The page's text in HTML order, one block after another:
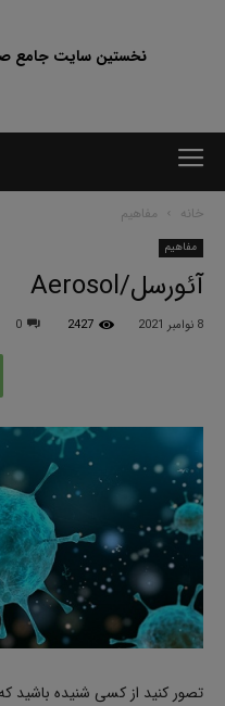
نخستین سایت جامع
خانه مفاهیم
مفاهیم
آئورسل/Aerosol
8 نوامبر 2021 2427
0
تصور کنید از کسی شنیده باشید